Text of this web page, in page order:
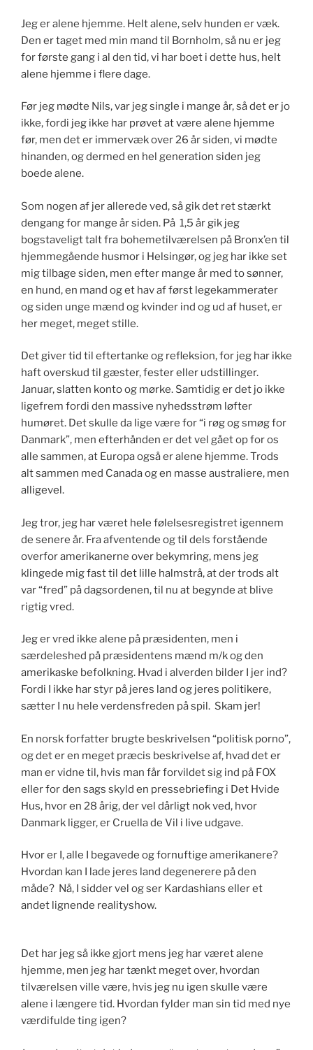
Jeg er alene hjemme. Helt alene, selv hunden er væk.
Den er taget med min mand til Bornholm, så nu er jeg
for første gang i al den tid, vi har boet i dette hus, helt
alene hjemme i flere dage.
Før jeg mødte Nils, var jeg single i mange år, så det er jo
ikke, fordi jeg ikke har prøvet at være alene hjemme
før, men det er immervæk over 26 år siden, vi mødte
hinanden, og dermed en hel generation siden jeg
boede alene.
Som nogen af jer allerede ved, så gik det ret stærkt
dengang for mange år siden. På 1,5 år gik jeg
bogstaveligt talt fra bohemetilværelsen på Bronx’en til
hjemmegående husmor i Helsingør, og jeg har ikke set
mig tilbage siden, men efter mange år med to sønner,
en hund, en mand og et hav af først legekammerater
og siden unge mænd og kvinder ind og ud af huset, er
her meget, meget stille.
Det giver tid til eftertanke og refleksion, for jeg har ikke
haft overskud til gæster, fester eller udstillinger.
Januar, slatten konto og mørke. Samtidig er det jo ikke
ligefrem fordi den massive nyhedsstrøm løfter
humøret. Det skulle da lige være for “i røg og smøg for
Danmark”, men efterhånden er det vel gået op for os
alle sammen, at Europa også er alene hjemme. Trods
alt sammen med Canada og en masse australiere, men
alligevel.
Jeg tror, jeg har været hele følelsesregistret igennem
de senere år. Fra afventende og til dels forstående
overfor amerikanerne over bekymring, mens jeg
klingede mig fast til det lille halmstrå, at der trods alt
var “fred” på dagsordenen, til nu at begynde at blive
rigtig vred.
Jeg er vred ikke alene på præsidenten, men i
særdeleshed på præsidentens mænd m/k og den
amerikaske befolkning. Hvad i alverden bilder I jer ind?
Fordi I ikke har styr på jeres land og jeres politikere,
sætter I nu hele verdensfreden på spil. Skam jer!
En norsk forfatter brugte beskrivelsen “politisk porno”,
og det er en meget præcis beskrivelse af, hvad det er
man er vidne til, hvis man får forvildet sig ind på FOX
eller for den sags skyld en pressebriefing i Det Hvide
Hus, hvor en 28 årig, der vel dårligt nok ved, hvor
Danmark ligger, er Cruella de Vil i live udgave.
Hvor er I, alle I begavede og fornuftige amerikanere?
Hvordan kan I lade jeres land degenerere på den
måde? Nå, I sidder vel og ser Kardashians eller et
andet lignende realityshow.
Det har jeg så ikke gjort mens jeg har været alene
hjemme, men jeg har tænkt meget over, hvordan
tilværelsen ville være, hvis jeg nu igen skulle være
alene i længere tid. Hvordan fylder man sin tid med nye
værdifulde ting igen?